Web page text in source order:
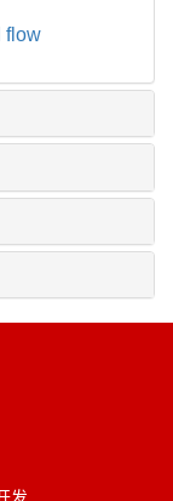
flow